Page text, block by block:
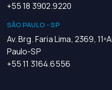
+55 18 3902.9220
SÃO PAULO - SP
Av. Brg. Faria Lima, 2369,
Paulo-SP
+55 11 3164.6556